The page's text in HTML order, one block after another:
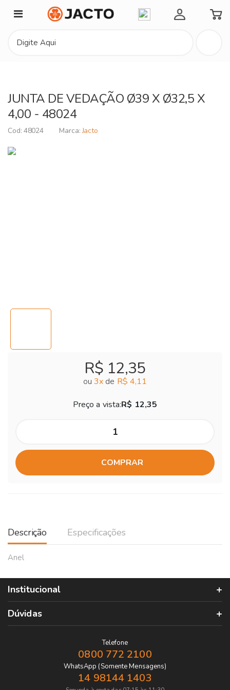
Minha Conta
JUNTA DE VEDAÇÃO Ø39 X Ø32,5 X
4,00 - 48024
48024 Jacto
R$ 12,35
ou 3x de R$ 4,11
Preço a vista:R$ 12,35
COMPRAR
Descrição Especificações
Anel
Institucional
Dúvidas
Telefone
0800 772 2100
WhatsApp (Somente Mensagens)
14 98144 1403